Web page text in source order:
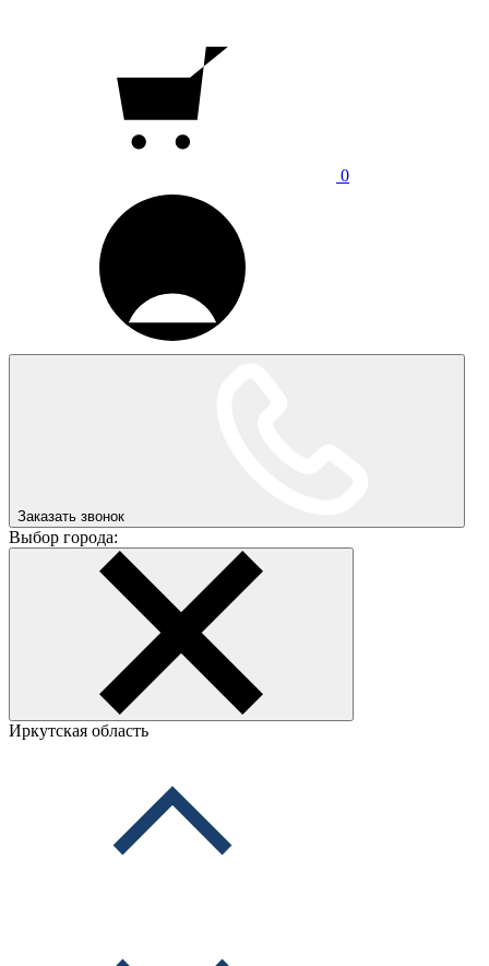
0
Заказать звонок
Выбор города:
Иркутская область